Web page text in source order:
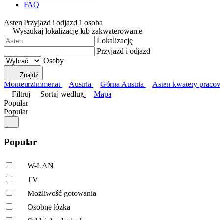
FAQ
Asten|Przyjazd i odjazd|1 osoba
Wyszukaj lokalizację lub zakwaterowanie
Lokalizację
Przyjazd i odjazd
Osoby
Znajdź
Monteurzimmer.at Austria Górna Austria
Asten kwatery
Filtruj
Sortuj według
Mapa
Popular
Popular
Popular
W-LAN
TV
Możliwość gotowania
Osobne łóżka